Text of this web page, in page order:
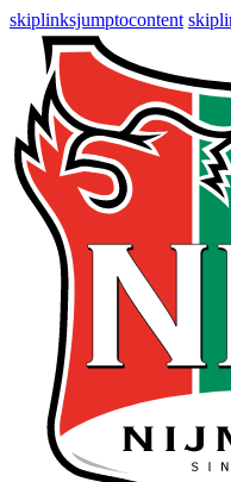
skiplinksjumptocontent